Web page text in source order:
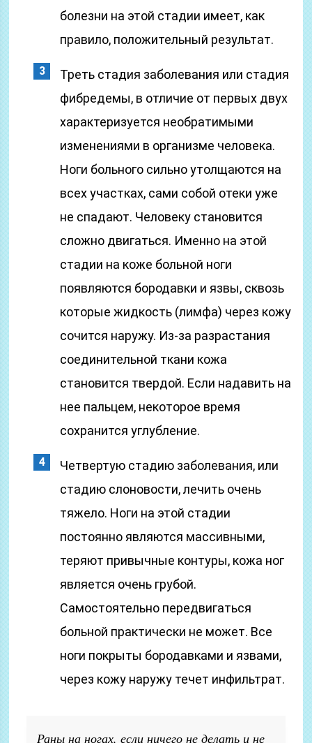
болезни на этой стадии имеет, как
правило, положительный результат.
Треть стадия заболевания или стадия
фибредемы, в отличие от первых двух
характеризуется необратимыми
изменениями в организме человека.
Ноги больного сильно утолщаются на
всех участках, сами собой отеки уже
не спадают. Человеку становится
сложно двигаться. Именно на этой
стадии на коже больной ноги
появляются бородавки и язвы, сквозь
которые жидкость (лимфа) через кожу
сочится наружу. Из-за разрастания
соединительной ткани кожа
становится твердой. Если надавить на
нее пальцем, некоторое время
сохранится углубление.
Четвертую стадию заболевания, или
стадию слоновости, лечить очень
тяжело. Ноги на этой стадии
постоянно являются массивными,
теряют привычные контуры, кожа ног
является очень грубой.
Самостоятельно передвигаться
больной практически не может. Все
ноги покрыты бородавками и язвами,
через кожу наружу течет инфильтрат.
Раны на ногах, если ничего не делать и не